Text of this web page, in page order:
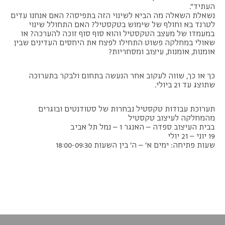
העתיד".
נשאלת השאלה מה הביא לשינוי הזה בתפיסה? האם אנחנו עדים
לטרנד בא וחולף של שימוש בטקסטיל? האם התחולל שינוי
במעמדו של מעצב הטקסטיל והוא סוף סוף זוכה להערכה? או
שאולי במחלקה פשוט התחילו לפצח את היחסים העדינים שבין
אומנות, אומנות, עיצוב ומסחריות?
כך או כך, שווה לעקוב אחר הנעשה בתחום ולבקר בתערוכה
שתוצג עד 21 ביולי.
תערוכת עבודות טקסטיל נבחרות של סטודנטים ובוגרים
מהמחלקה לעיצוב טקסטיל
בבית העיצוב ספדה – האנגר 1 – נמל תל אביב
19 יוני – 21 יולי
שעות פתיחה: ימים א' – ה' בין השעות 18:00-09:30